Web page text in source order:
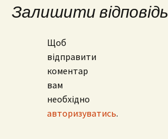
запису
Залишити відповідь
Щоб
відправити
коментар
вам
необхідно
авторизуватись.